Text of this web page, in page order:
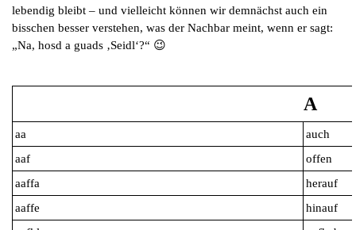
lebendig bleibt – und vielleicht können wir demnächst auch ein
bisschen besser verstehen, was der Nachbar meint, wenn er sagt:
„Na, hosd a guads ‚Seidl‘?“ 😉
A
aa
auch
aaf
offen
aaffa
herauf
aaffe
hinauf